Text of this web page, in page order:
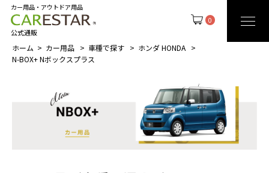
0
カー用品・アウトドア用品
公式通販
ホーム カー用品 車種で探す
ホンダ HONDA
N-BOX+ Nボックスプラス